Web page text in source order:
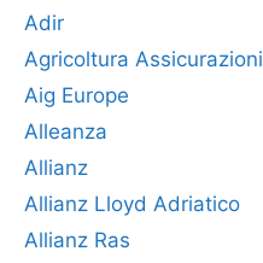
Adir
Agricoltura Assicurazioni
Aig Europe
Alleanza
Allianz
Allianz Lloyd Adriatico
Allianz Ras